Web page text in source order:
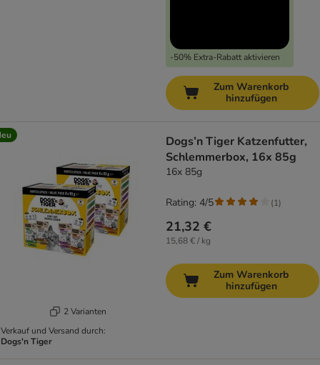
-50% Extra-Rabatt aktivieren
Zum Warenkorb
hinzufügen
2 Varianten
Verkauf und Versand durch:
Dogs'n Tiger
Dogs’n Tiger Katzenfutter,
Schlemmerbox, 16x 85g
16x 85g
21,32 €
15,68 € / kg
Rating: 4/5 (1)
Zum Warenkorb
hinzufügen